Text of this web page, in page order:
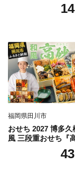
ほぐし サケフレー
フレーク 鮭フレー
福岡県田川市
おせち 2027 博多久
風 三段重おせち『
寸 3段重 2～3人前
理 重箱 お正月 冷